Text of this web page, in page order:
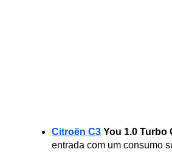
Citroën C3 You 1.0 Turbo
entrada com um consumo